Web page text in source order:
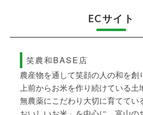
ECサイト
笑農和BASE店
農産物を通して笑顔の人の和を創
上前からお米を作り続けている土
無農薬にこだわり大切に育ててい